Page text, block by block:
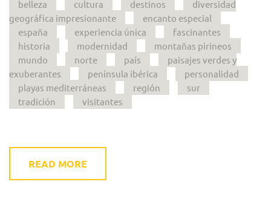
belleza cultura destinos
diversidad
geográfica impresionante
encanto especial
españa
experiencia única
fascinantes
historia
modernidad
montañas pirineos
mundo
norte país
paisajes verdes y
exuberantes
península ibérica
personalidad
playas mediterráneas
región
sur
tradición
visitantes
READ MORE